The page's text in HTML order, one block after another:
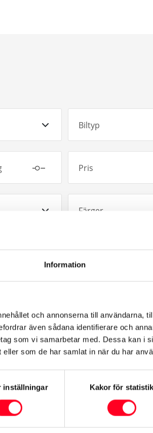
Information
och annonserna till användarna,
även sådana identifierare och
som vi samarbetar med. Dessa kan i
som de har samlat in när du har
inställningar Kakor för statistik
Biltyp
Pris
Färger